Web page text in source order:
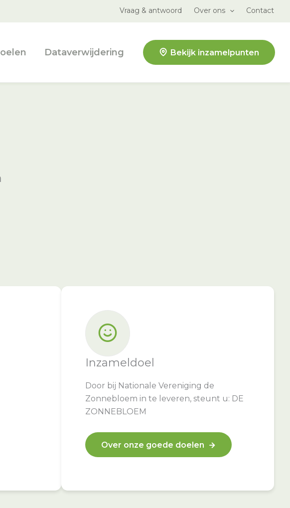
Vraag & antwoord Over ons Contact
Dataverwijdering Bekijk inzamelpunten
Inzameldoel
Door bij Nationale Vereniging de
Zonnebloem in te leveren, steunt u: DE
ZONNEBLOEM
Over onze goede doelen